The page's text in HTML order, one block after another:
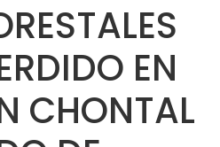
EN
CHONTAL